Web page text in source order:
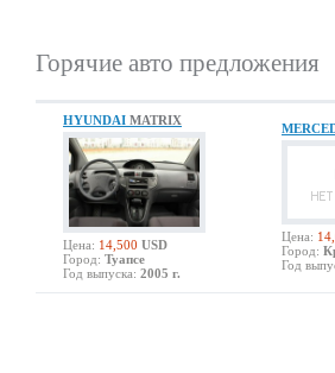
Горячие авто предложения
HYUNDAI MATRIX
Цена: 14,500 USD
Город: Туапсе
Год выпуска: 2005 г.
Цена:
Город:
Год